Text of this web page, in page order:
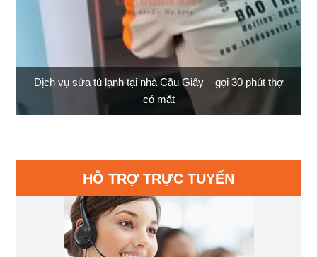
Dịch vụ sửa tủ lạnh tại nhà Cầu Giấy – gọi 30 phút thợ
có mặt
HỖ TRỢ TRỰC TUYẾN